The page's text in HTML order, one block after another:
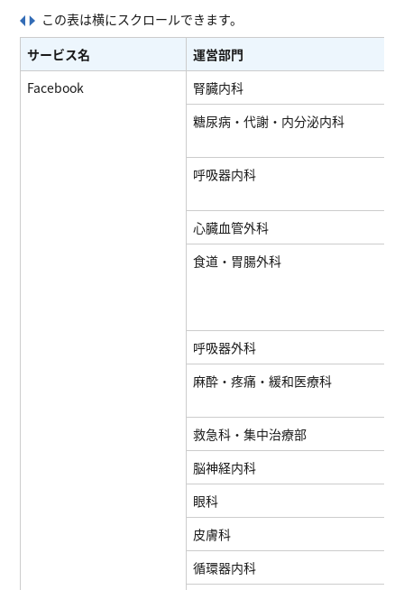
サービス名
運営部門
Facebook
腎臓内科
糖尿病・代謝・内分泌内科
呼吸器内科
心臓血管外科
食道・胃腸外科
呼吸器外科
麻酔・疼痛・緩和医療科
救急科・集中治療部
脳神経内科
眼科
皮膚科
循環器内科